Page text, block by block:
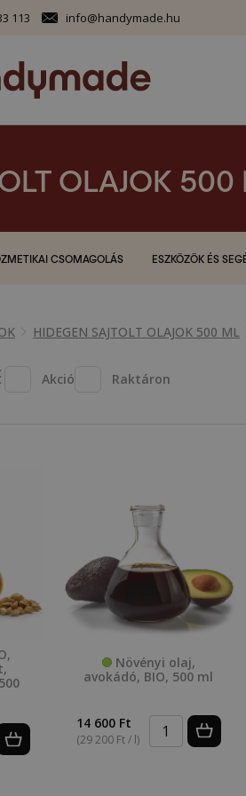
113 info@handymade.hu
OLAJOK 500
CSOMAGOLÁS ESZKÖZÖK ÉS
HIDEGEN SAJTOLT OLAJOK 500 ML
Akció Raktáron
Növényi olaj,
avokádó, BIO, 500 ml
14 600 Ft
(29 200 Ft / l)